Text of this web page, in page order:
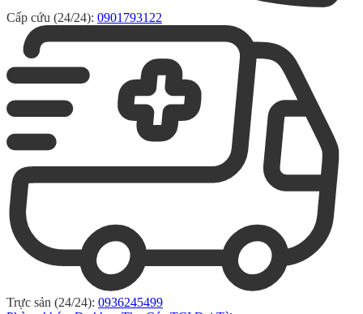
Cấp cứu (24/24): 0901793122
Trực sản (24/24): 0936245499